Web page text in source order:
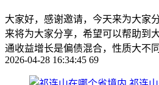
大家好，感谢邀请，今天来为大家
来将为大家分享，希望可以帮助到
通收益增长是偏债混合，性质大不
2026-04-28 16:34:45 69